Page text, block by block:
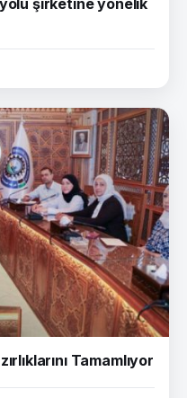
şirketine yönelik
Tamamlıyor